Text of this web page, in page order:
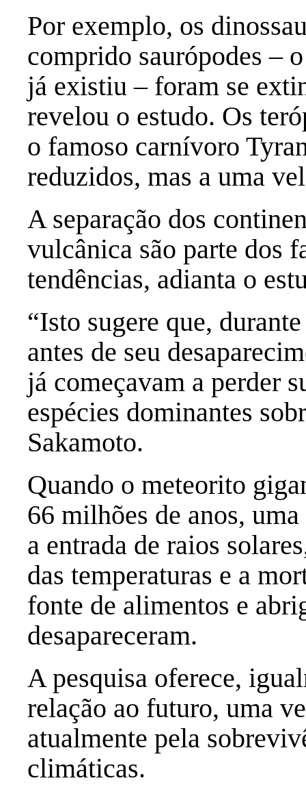
Por exemplo, os
comprido saurópodes –
já existiu – foram se
revelou o estudo. Os
o famoso carnívoro
reduzidos, mas a uma
A separação dos
vulcânica são parte dos
tendências, adianta o
“Isto sugere que,
antes de seu
já começavam a perder
espécies dominantes
Sakamoto.
Quando o meteorito
66 milhões de anos,
a entrada de raios
das temperaturas e a
fonte de alimentos e
desapareceram.
A pesquisa oferece,
relação ao futuro, uma
atualmente pela
climáticas.